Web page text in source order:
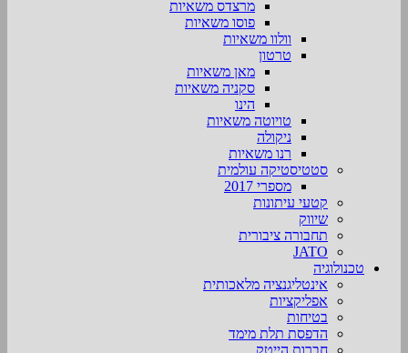
מרצדס משאיות
פוסו משאיות
וולוו משאיות
טרטון
מאן משאיות
סקניה משאיות
הינו
טויוטה משאיות
ניקולה
רנו משאיות
סטטיסטיקה עולמית
מספרי 2017
קטעי עיתונות
שיווק
תחבורה ציבורית
JATO
טכנולוגיה
אינטליגנציה מלאכותית
אפליקציות
בטיחות
הדפסת תלת מימד
חברות הייטק